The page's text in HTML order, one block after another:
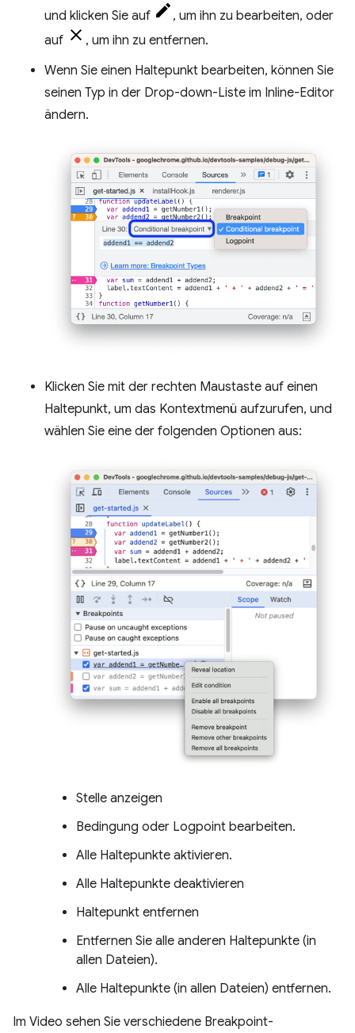
und klicken Sie auf
, um ihn zu bearbeiten, oder
auf
, um ihn zu entfernen.
Wenn Sie einen Haltepunkt bearbeiten, können Sie
seinen Typ in der Drop-down-Liste im Inline-Editor
ändern.
Klicken Sie mit der rechten Maustaste auf einen
Haltepunkt, um das Kontextmenü aufzurufen, und
wählen Sie eine der folgenden Optionen aus:
Stelle anzeigen
Bedingung oder Logpoint bearbeiten.
Alle Haltepunkte aktivieren.
Alle Haltepunkte deaktivieren
Haltepunkt entfernen
Entfernen Sie alle anderen Haltepunkte (in
allen Dateien).
Alle Haltepunkte (in allen Dateien) entfernen.
Im Video sehen Sie verschiedene Breakpoint-